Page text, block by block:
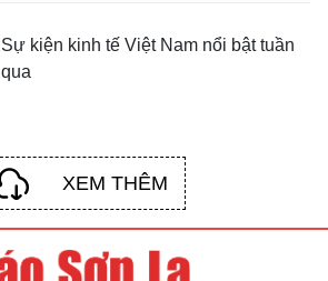
Sự kiện kinh tế Việt Nam nổi bật tuần
qua
XEM THÊM